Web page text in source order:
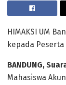
HIMAKSI UM
kepada Peserta
BANDUNG,
Mahasiswa